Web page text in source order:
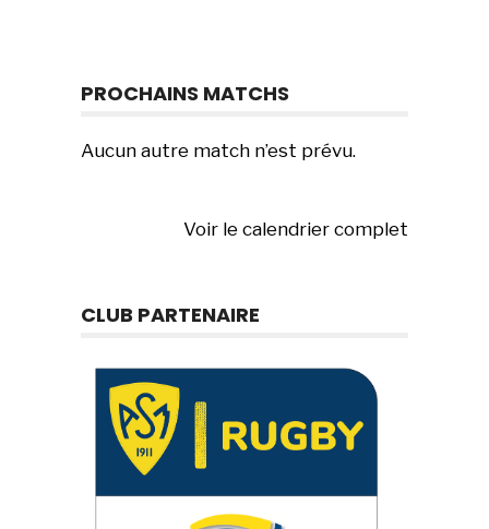
PROCHAINS MATCHS
Aucun autre match n’est prévu.
Voir le calendrier complet
CLUB PARTENAIRE